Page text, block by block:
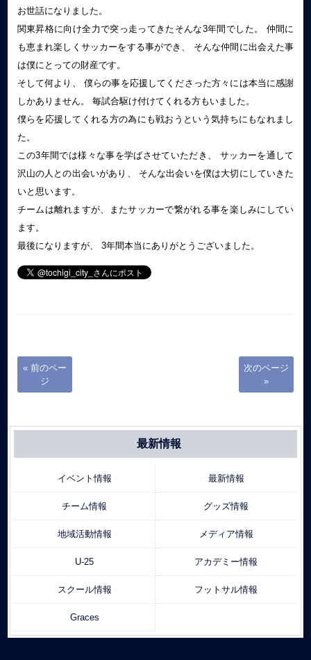
お世話になりました。
関東昇格に向け全力で突っ走ってきたそんな3年間でした。 仲間に
も恵まれ楽しくサッカーをする事ができ、 そんな仲間に出会えた事
は僕にとっての財産です。
そして何より、 僕らの事を応援してくださった方々には本当に感謝
しかありません。 毎試合駆け付けてくれる方もいました。
僕らを応援してくれる方の為にも戦おうという気持ちにもなれまし
た。
この3年間では様々な事を学ばさせていただき、 サッカーを通して
沢山の人との出会いがあり、 そんな出会いを僕は大切にしていきた
いと思います。
チームは離れますが、またサッカーで繋がれる事を楽しみにしてい
ます。
最後になりますが、 3年間本当にありがとうございました。
« 前のペー
ジ
次のページ
»
最新情報
イベント情報 最新情報
チーム情報 グッズ情報
地域活動情報 メディア情報
U-25 アカデミー情報
スクール情報 フットサル情報
Graces